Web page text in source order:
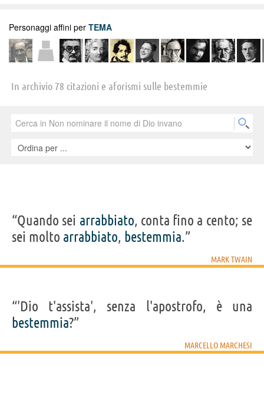
usate come intercalari tra una parola e l’altra. Molti considerano la
bestemmia come il ‘punto e a capo’ che sancisce la vittoria morale di
una lite, la usano per rimarcare il loro punto di vista contrastante
rispetto a quello degli sventurati che hanno avuto l’ardire di esprimere
eccellenza che il maschio alfa usa senza remore per affermare la
quindicenne che mastica chewing-gum a bocca aperta e si aggira con le
materializza davanti ai suoi occhi il ragazzo che le piace.
Personaggi affini per TEMA
In archivio 78 citazioni e aforismi sulle bestemmie
“Quando sei arrabbiato, conta fino a cento; se
sei molto arrabbiato, bestemmia.”
MARK TWAIN
“'Dio t'assista', senza l'apostrofo, è una
bestemmia?”
MARCELLO MARCHESI